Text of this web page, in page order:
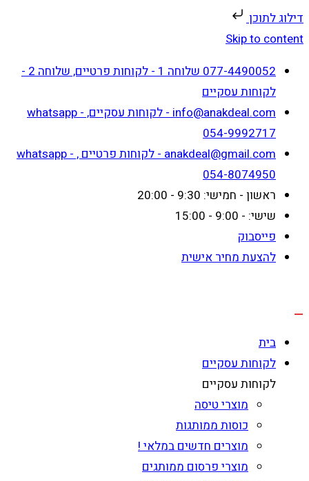
דילוג לתוכן
Skip to content
077-4490052 שלוחה 1 - לקוחות פרטיים, שלוחה 2 -
לקוחות עסקיים
info@anakdeal.com - לקוחות עסקיים, whatsapp -
054-9992717
anakdeal@gmail.com - לקוחות פרטיים , whatsapp -
054-8074950
ראשון - חמישי: 9:30 - 20:00
שישי: - 9:00 - 15:00
פייסבוק
להצעת מחיר אישית
בית
לקוחות עסקיים
לקוחות עסקיים
מוצרי טיסה
כוסות ממותגות
מוצרים חדשים במלאי !
מוצרי פרסום ממותגים